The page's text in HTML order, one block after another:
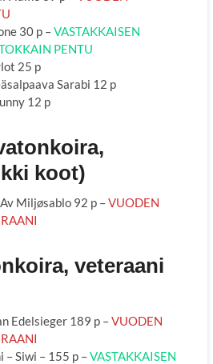
30 p –VASTAKKAISEN
PENTU
25 p
Sarabi 12 p
12 p
koot)
Miljøsablo 92 p –VUODEN
veteraani
Edelsieger 189 p –VUODEN
– Siwi – 155 p –VASTAKKAISEN